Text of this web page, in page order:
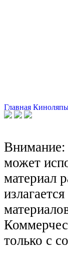
Главная
Внимание:
может
материал
только с